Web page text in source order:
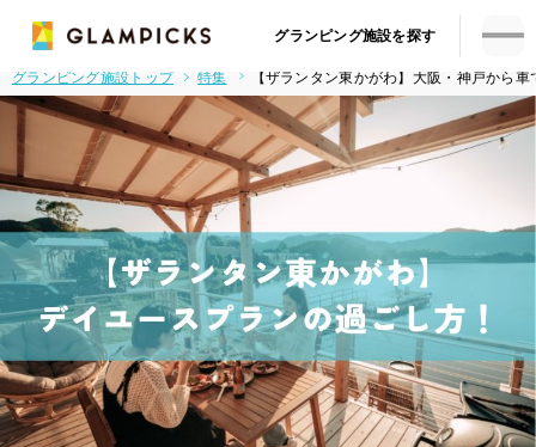
グランピング施設を探す
グランピング施設トップ 特集 【ザランタン東かがわ】大阪・神戸から